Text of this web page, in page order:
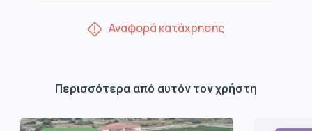
Αναφορά κατάχρησης
Περισσότερα από αυτόν τον χρήστη